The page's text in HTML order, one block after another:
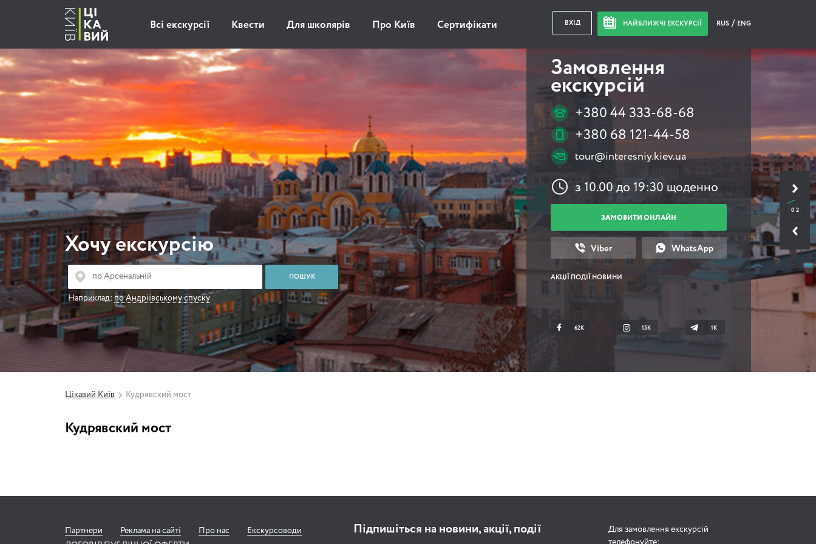
Всі екскурсії Квести Для школярів Про Київ Сертифікати ВХІД НАЙБЛИЖЧІ ЕКСКУРСІЇ RUS ENG
0 2
Хочу екскурсію
Наприклад: по Андріївському спуску
Замовлення
екскурсій
+380 44 333-68-68
+380 68 121-44-58
tour@interesniy.kiev.ua
з 10.00 до 19:30 щоденно
ЗАМОВИТИ ОНЛАЙН
Viber WhatsApp
АКЦІЇ ПОДІЇ НОВИНИ
62K 15K 1К
Цікавий Київ Кудрявский мост
Кудрявский мост
Партнери Реклама на сайті Про нас
Екскурсоводи
Підпишіться на новини, акції, події
Для замовлення екскурсій
телефонуйте: